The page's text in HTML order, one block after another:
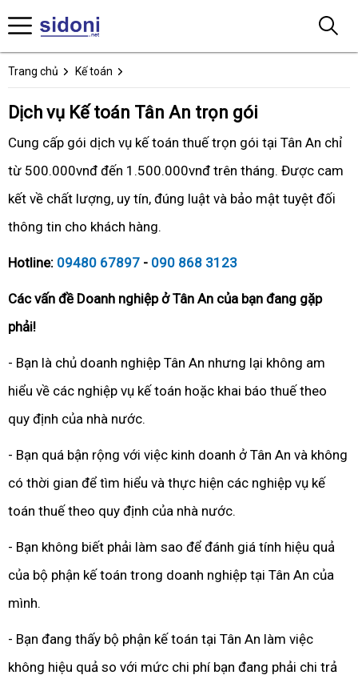
Trang chủ Kế toán
Dịch vụ Kế toán Tân An trọn gói
Cung cấp gói dịch vụ kế toán thuế trọn gói tại Tân An chỉ
từ 500.000vnđ đến 1.500.000vnđ trên tháng. Được cam
kết về chất lượng, uy tín, đúng luật và bảo mật tuyệt đối
thông tin cho khách hàng.
Hotline: 09480 67897 - 090 868 3123
Các vấn đề Doanh nghiệp ở Tân An của bạn đang gặp
phải!
- Bạn là chủ doanh nghiệp Tân An nhưng lại không am
hiểu về các nghiệp vụ kế toán hoặc khai báo thuế theo
quy định của nhà nước.
- Bạn quá bận rộng với việc kinh doanh ở Tân An và không
có thời gian để tìm hiểu và thực hiện các nghiệp vụ kế
toán thuế theo quy định của nhà nước.
- Bạn không biết phải làm sao để đánh giá tính hiệu quả
của bộ phận kế toán trong doanh nghiệp tại Tân An của
mình.
- Bạn đang thấy bộ phận kế toán tại Tân An làm việc
không hiệu quả so với mức chi phí bạn đang phải chi trả